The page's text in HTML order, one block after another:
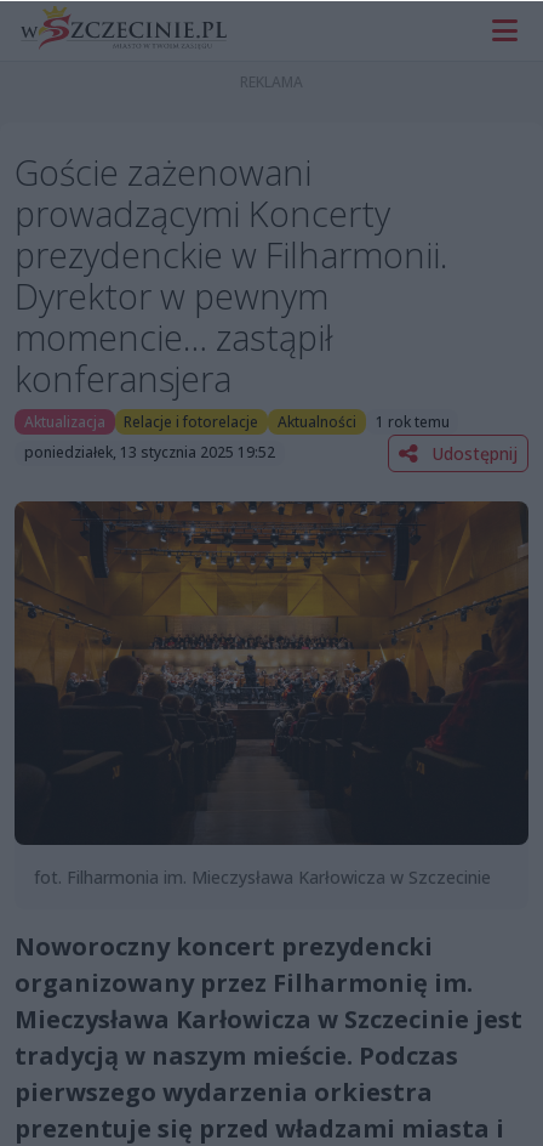
Goście zażenowani
prowadzącymi Koncerty
prezydenckie w Filharmonii.
Dyrektor w pewnym
momencie… zastąpił
konferansjera
Aktualizacja Relacje i fotorelacje Aktualności
1 rok temu
poniedziałek, 13 stycznia 2025 19:52
Udostępnij
fot. Filharmonia im. Mieczysława Karłowicza w Szczecinie
Noworoczny koncert prezydencki
organizowany przez Filharmonię im.
Mieczysława Karłowicza w Szczecinie jest
tradycją w naszym mieście. Podczas
pierwszego wydarzenia orkiestra
prezentuje się przed władzami miasta i